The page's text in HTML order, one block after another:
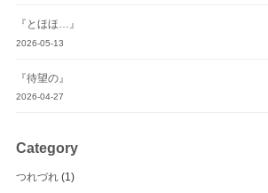
『とほほ…』
2026-05-13
『待望の』
2026-04-27
Category
つれづれ(1)